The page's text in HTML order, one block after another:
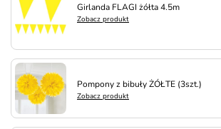
Girlanda FLAGI żółta 4.5m
Zobacz produkt
Pompony z bibuły ŻÓŁTE (3szt.)
Zobacz produkt